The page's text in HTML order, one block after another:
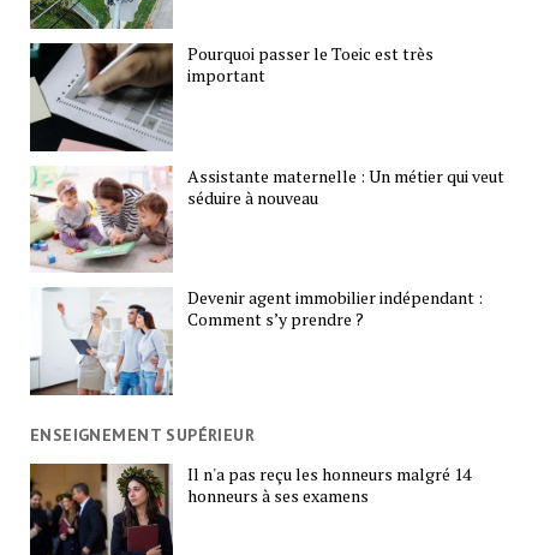
Pourquoi passer le Toeic est très
important
Assistante maternelle : Un métier qui veut
séduire à nouveau
Devenir agent immobilier indépendant :
Comment s’y prendre ?
ENSEIGNEMENT SUPÉRIEUR
Il n'a pas reçu les honneurs malgré 14
honneurs à ses examens